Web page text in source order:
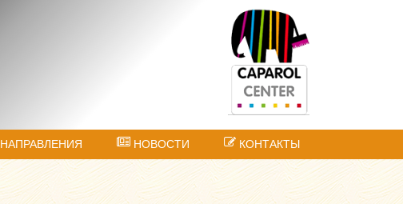
НАПРАВЛЕНИЯ НОВОСТИ КОНТАКТЫ